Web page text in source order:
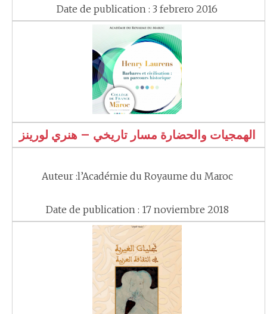
Date de publication : 3 febrero 2016
الهمجيات والحضارة مسار تاريخي – هنري لورينز
Auteur :l’Académie du Royaume du Maroc
Date de publication : 17 noviembre 2018